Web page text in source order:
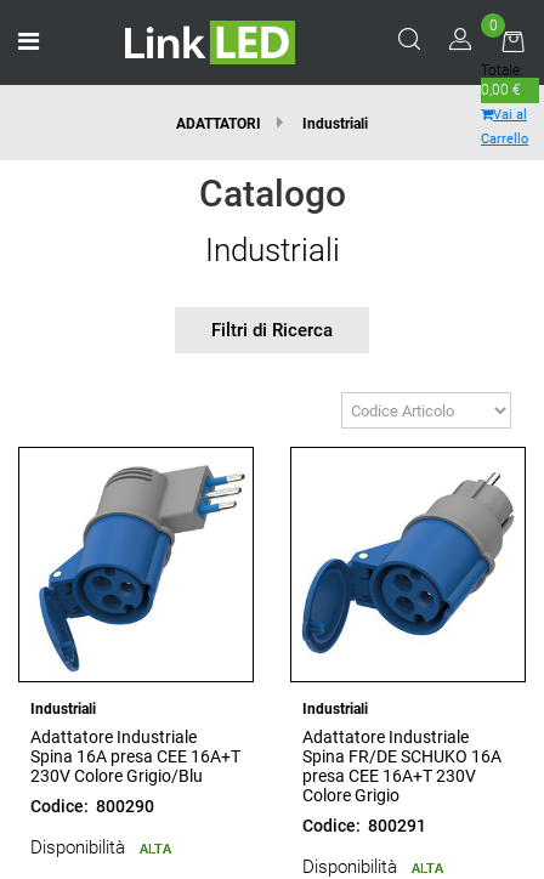
0
Totale:
0,00 €
Vai al
Carrello
ADATTATORI Industriali
Catalogo
Industriali
Filtri di Ricerca
Industriali
Adattatore Industriale
Spina 16A presa CEE 16A+T
230V Colore Grigio/Blu
Codice: 800290
Disponibilità ALTA
Industriali
Adattatore Industriale
Spina FR/DE SCHUKO 16A
presa CEE 16A+T 230V
Colore Grigio
Codice: 800291
Disponibilità ALTA